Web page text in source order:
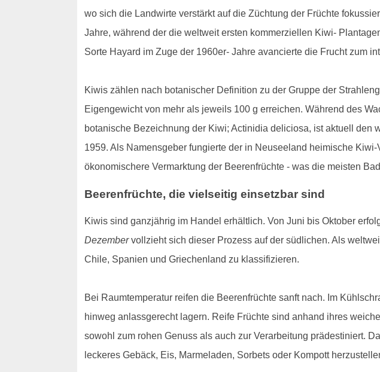
wo sich die Landwirte verstärkt auf die Züchtung der Früchte
Jahre, während der die weltweit ersten kommerziellen Kiwi-
Sorte Hayard im Zuge der 1960er- Jahre avancierte die Frucht zum
Kiwis zählen nach botanischer Definition zu der Gruppe der
Eigengewicht von mehr als jeweils 100 g erreichen. Während des
botanische Bezeichnung der Kiwi; Actinidia deliciosa, ist aktuell
1959. Als Namensgeber fungierte der in Neuseeland heimische
ökonomischere Vermarktung der Beerenfrüchte - was die meisten
Beerenfrüchte, die vielseitig einsetzbar sind
Kiwis sind ganzjährig im Handel erhältlich. Von Juni bis Oktober
Dezembervollzieht sich dieser Prozess auf der südlichen. Als
Chile, Spanien und Griechenland zu klassifizieren.
Bei Raumtemperatur reifen die Beerenfrüchte sanft nach. Im
hinweg anlassgerecht lagern. Reife Früchte sind anhand ihres
sowohl zum rohen Genuss als auch zur Verarbeitung prädestiniert.
leckeres Gebäck, Eis, Marmeladen, Sorbets oder Kompott